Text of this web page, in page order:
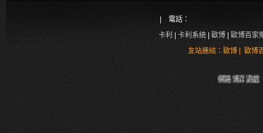
| 電話：
卡利
卡利系統 歐博
歐博百家
友站連結： 歐博| 歐博
網路博弈遊戲、真人